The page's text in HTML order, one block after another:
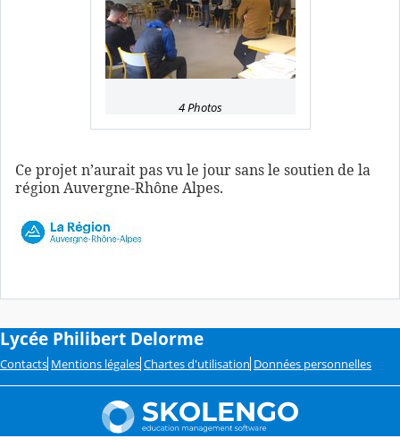
4 Photos
Ce projet n’aurait pas vu le jour sans le soutien de la
région Auvergne-Rhône Alpes.
Lycée Philibert Delorme
Contacts Mentions légales Chartes d'utilisation Données personnelles